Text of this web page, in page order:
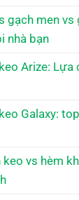
gạch men vs
nhà bạn
Arize:
Galaxy:
vs hèm